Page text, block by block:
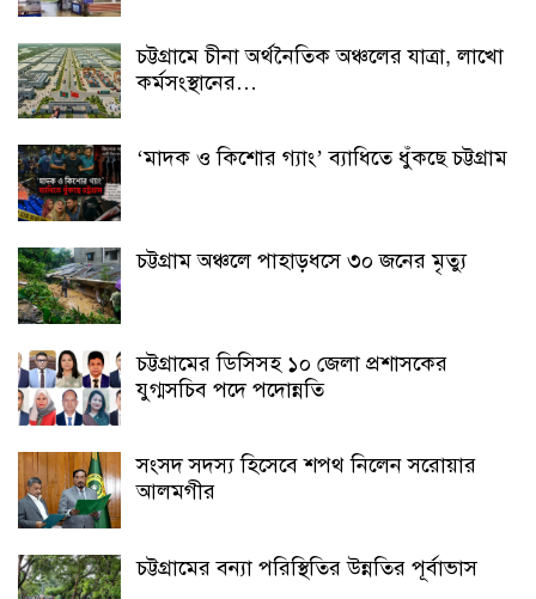
চট্টগ্রামে চীনা অর্থনৈতিক অঞ্চলের যাত্রা, লাখো
কর্মসংস্থানের…
‘মাদক ও কিশোর গ্যাং’ ব্যাধিতে ধুঁকছে চট্টগ্রাম
চট্টগ্রাম অঞ্চলে পাহাড়ধসে ৩০ জনের মৃত্যু
চট্টগ্রামের ডিসিসহ ১০ জেলা প্রশাসকের
যুগ্মসচিব পদে পদোন্নতি
সংসদ সদস্য হিসেবে শপথ নিলেন সরোয়ার
আলমগীর
চট্টগ্রামের বন্যা পরিস্থিতির উন্নতির পূর্বাভাস